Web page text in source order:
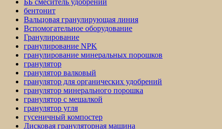
ББ смеситель удобрений
бентонит
Вальцовая гранулирующая линия
Вспомогательное оборудование
Гранулирование
гранулирование NPK
гранулирование минеральных порошков
гранулятор
гранулятор валковый
гранулятор для органических удобрений
гранулятор минерального порошка
гранулятор с мешалкой
гранулятор угля
гусеничный компостер
Дисковая грануляторная машина